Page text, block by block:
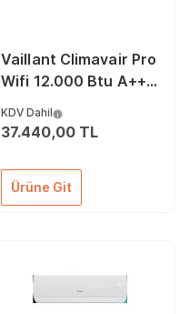
Vaillant Climavair Pro
Wifi 12.000 Btu A++
KDV Dahil
37.440,00 TL
Ürüne Git